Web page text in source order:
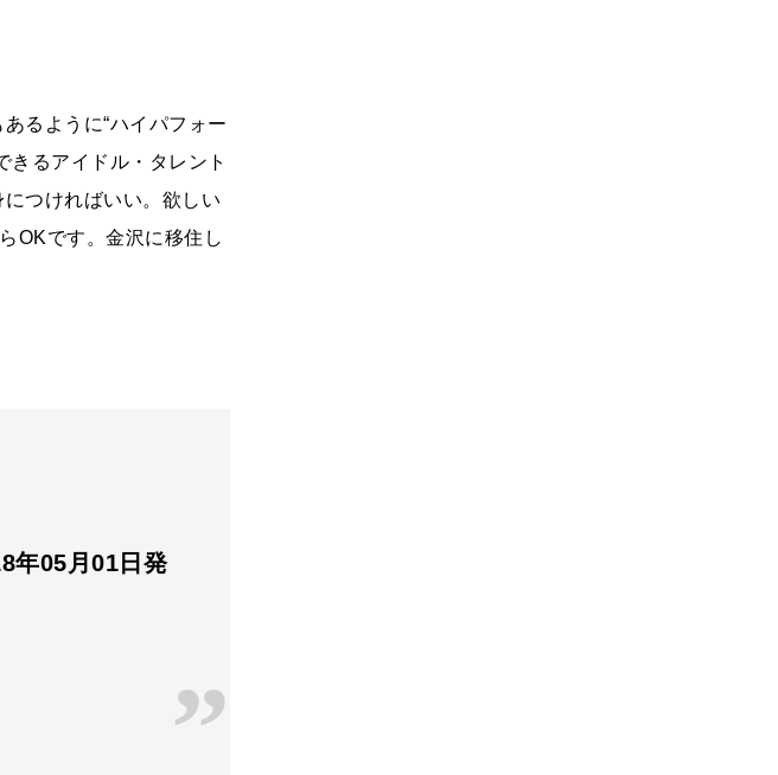
るように“ハイパフォー
きるアイドル・タレント
つければいい。欲しい
OKです。金沢に移住し
年05月01日発